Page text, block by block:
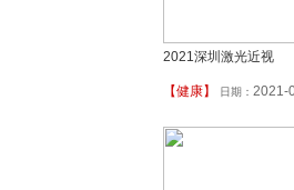
2021深圳激光近视
【健康】 日期： 2021-